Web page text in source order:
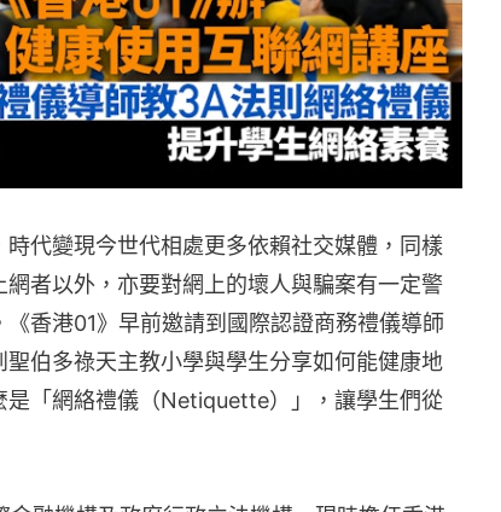
代變現今世代相處更多依賴社交媒體，同樣
者以外，亦要對網上的壞人與騙案有一定警
香港01》早前邀請到國際認證商務禮儀導師
伯多祿天主教小學與學生分享如何能健康地
是「網絡禮儀（Netiquette）」，讓學生們從